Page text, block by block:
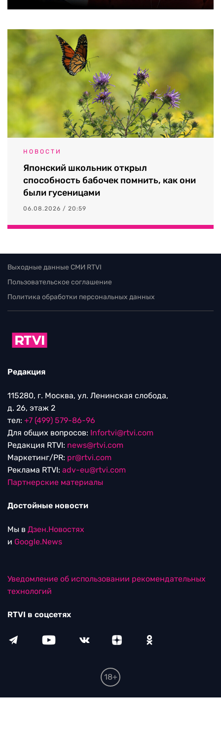
НОВОСТИ
Японский школьник открыл
способность бабочек помнить, как они
были гусеницами
06.08.2026 / 20:59
Выходные данные СМИ RTVI
Пользовательское соглашение
Политика обработки персональных данных
Редакция
115280, г. Москва, ул. Ленинская слобода,
д. 26, этаж 2
тел: +7 (499) 579-86-96
Для общих вопросов: Infortvi@rtvi.com
Редакция RTVI: news@rtvi.com
Маркетинг/PR: pr@rtvi.com
Реклама RTVI: adv-eu@rtvi.com
Партнерские материалы
Достойные новости
Мы в Дзен.Новостях
и Google.News
Уведомление об использовании рекомендательных
технологий
RTVI в соцсетях
18+